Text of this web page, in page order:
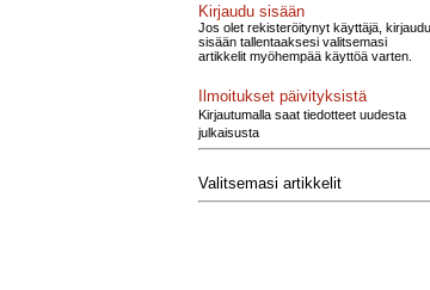
Kirjaudu sisään
Jos olet rekisteröitynyt käyttäjä, kirjaudu
sisään tallentaaksesi valitsemasi
artikkelit myöhempää käyttöä varten.
Ilmoitukset päivityksistä
Kirjautumalla saat tiedotteet uudesta
julkaisusta
Valitsemasi artikkelit